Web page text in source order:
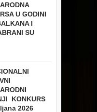
U GODINI
I
SU
KONKURS
2026